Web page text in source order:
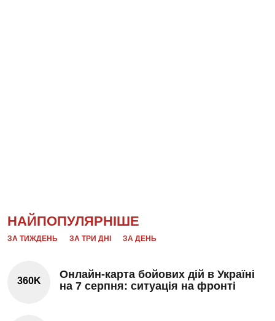
НАЙПОПУЛЯРНІШЕ
ЗА ТИЖДЕНЬ ЗА ТРИ ДНІ ЗА ДЕНЬ
360K
Онлайн-карта бойових дій в Україні
на 7 серпня: ситуація на фронті